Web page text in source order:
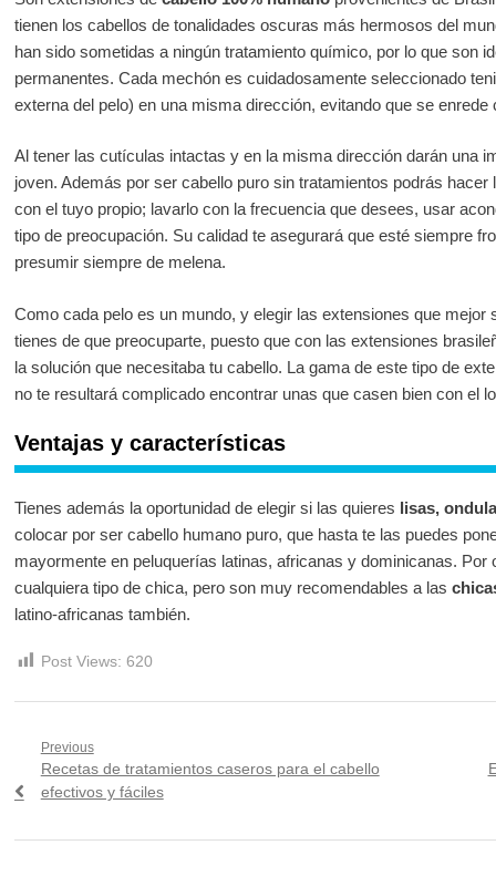
tienen los cabellos de tonalidades oscuras más hermosos del
han sido sometidas a ningún tratamiento químico, por lo que son
permanentes. Cada mechón es cuidadosamente seleccionado
externa del pelo) en una misma dirección, evitando que se enrede
Al tener las cutículas intactas y en la misma dirección darán una
joven. Además por ser cabello puro sin tratamientos podrás
con el tuyo propio; lavarlo con la frecuencia que desees, usar
tipo de preocupación. Su calidad te asegurará que esté siempre
presumir siempre de melena.
Como cada pelo es un mundo, y elegir las extensiones que mejor
tienes de que preocuparte, puesto que con las extensiones
la solución que necesitaba tu cabello. La gama de este tipo de
no te resultará complicado encontrar unas que casen bien con el
Ventajas y características
Tienes además la oportunidad de elegir si las quieres lisas,
colocar por ser cabello humano puro, que hasta te las puedes
mayormente en peluquerías latinas, africanas y dominicanas. Por
cualquiera tipo de chica, pero son muy recomendables a las
latino-africanas también.
Post Views: 620
Navegación
de
entradas
Previous
Previous
post:
Recetas de tratamientos caseros para el cabello
efectivos y fáciles